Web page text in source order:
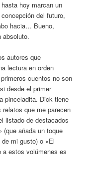
hoy marcan un
del futuro,
hacia… Bueno,
absoluto.
autores que
lectura en orden
cuentos no son
desde el primer
pinceladita. Dick tiene
que me parecen
listado de destacados
(que añada un toque
mi gusto) o «El
a estos volúmenes es